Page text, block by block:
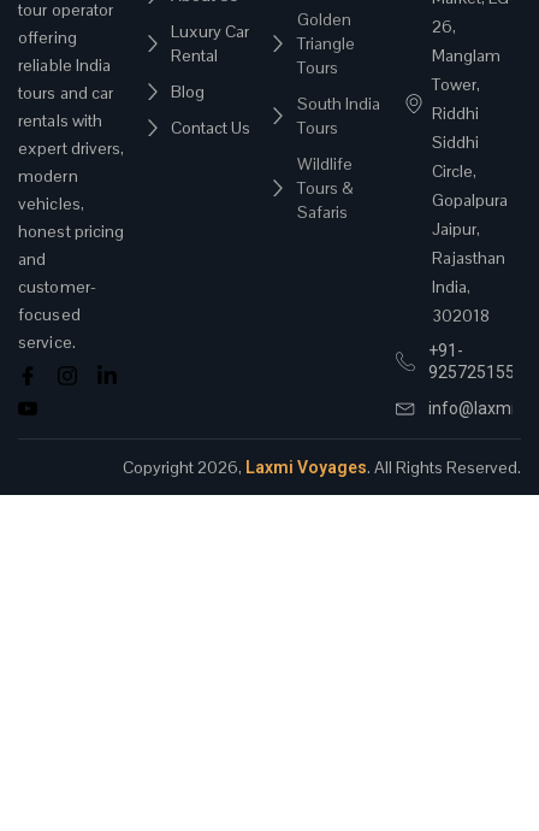
tour operator
offering
reliable India
tours and car
rentals with
expert drivers,
modern
vehicles,
honest pricing
and
customer-
focused
service.
Luxury Car
Rental
Blog
Contact Us
Golden
Triangle
Tours
South India
Tours
Wildlife
Tours &
Safaris
26,
Manglam
Tower,
Riddhi
Siddhi
Circle,
Gopalpura
Jaipur,
Rajasthan
India,
302018
+91-
9257251555
Copyright 2026, Laxmi Voyages. All Rights Reserved.